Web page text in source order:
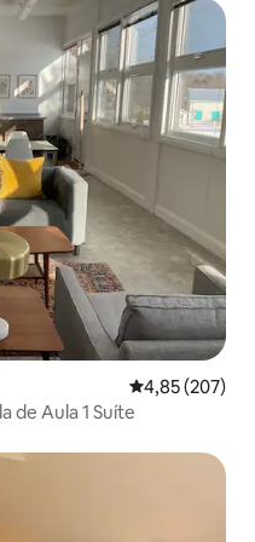
4,85 de uma
4,85 (207)
de Aula 1 Suíte
hóspedes